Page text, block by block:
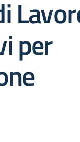
per